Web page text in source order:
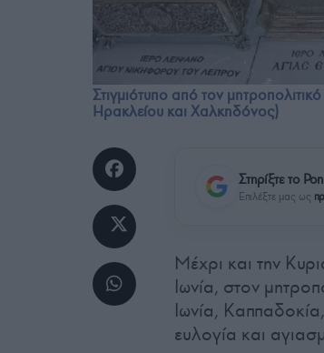
Στιγμιότυπο από τον
Ηρακλείου και Χαλκηδόνος)
Στηρίξτε το
Επιλέξτε μας ως
Μέχρι και την
Ιωνία, στον
Ιωνία,
ευλογία και